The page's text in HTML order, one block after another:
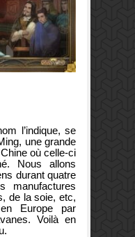
l’indique, se
une grande
où celle-ci
Nous allons
durant quatre
manufactures
de la soie, etc,
Europe par
Voilà en